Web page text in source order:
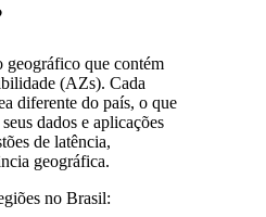
geográfico que contém
(AZs). Cada
diferente do país, o que
dados e aplicações
de latência,
geográfica.
no Brasil: